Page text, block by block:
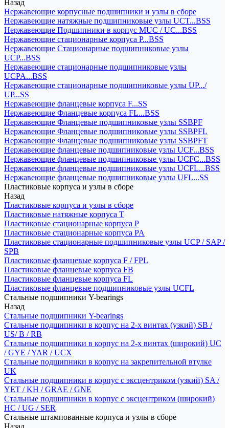
Назад
Нержавеющие корпусные подшипники и узлы в сборе
Нержавеющие натяжные подшипниковые узлы UCT...BSS
Нержавеющие Подшипники в корпус MUC / UC...BSS
Нержавеющие стационарные корпуса P...BSS
Нержавеющие Стационарные подшипниковые узлы
UCP...BSS
Нержавеющие стационарные подшипниковые узлы
UCPA...BSS
Нержавеющие стационарные подшипниковые узлы UP.../
UP...SS
Нержавеющие фланцевые корпуса F...SS
Нержавеющие Фланцевые корпуса FL...BSS
Нержавеющие Фланцевые подшипниковые узлы SSBPF
Нержавеющие Фланцевые подшипниковые узлы SSBPFL
Нержавеющие Фланцевые подшипниковые узлы SSBPFT
Нержавеющие фланцевые подшипниковые узлы UCF...BSS
Нержавеющие фланцевые подшипниковые узлы UCFC...BSS
Нержавеющие фланцевые подшипниковые узлы UCFL...BSS
Нержавеющие фланцевые подшипниковые узлы UFL...SS
Пластиковые корпуса и узлы в сборе
Назад
Пластиковые корпуса и узлы в сборе
Пластиковые натяжные корпуса T
Пластиковые стационарные корпуса P
Пластиковые стационарные корпуса PA
Пластиковые стационарные подшипниковые узлы UCP / SAP /
SPB
Пластиковые фланцевые корпуса F / FPL
Пластиковые фланцевые корпуса FB
Пластиковые фланцевые корпуса FL
Пластиковые фланцевые подшипниковые узлы UCFL
Стальные подшипники Y-bearings
Назад
Стальные подшипники Y-bearings
Стальные подшипники в корпус на 2-х винтах (узкий) SB /
US/ B / RB
Стальные подшипники в корпус на 2-х винтах (широкий) UC
/ GYE / YAR / UCX
Стальные подшипники в корпус на закрепительной втулке
UK
Стальные подшипники в корпус с эксцентриком (узкий) SA /
YET / KH / GRAE / GNE
Стальные подшипники в корпус с эксцентриком (широкий)
HC / UG / SER
Стальные штампованные корпуса и узлы в сборе
Назад